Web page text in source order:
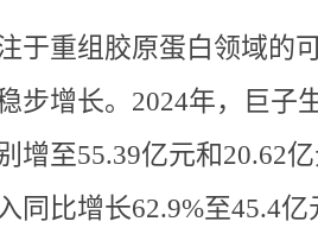
于重组胶原蛋白领域的
步增长。2024年，巨子
增至55.39亿元和20.62
同比增长62.9%至45.4亿